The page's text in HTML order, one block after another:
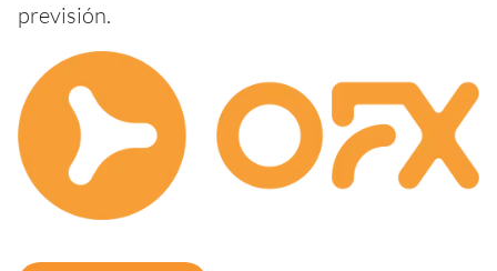
previsión.